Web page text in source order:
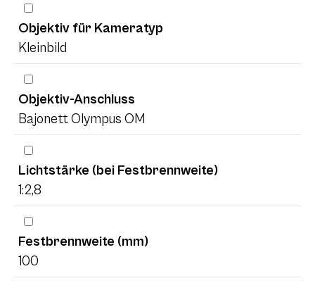
Objektiv für Kameratyp
Kleinbild
Objektiv-Anschluss
Bajonett Olympus OM
Lichtstärke (bei Festbrennweite)
1:2,8
Festbrennweite (mm)
100